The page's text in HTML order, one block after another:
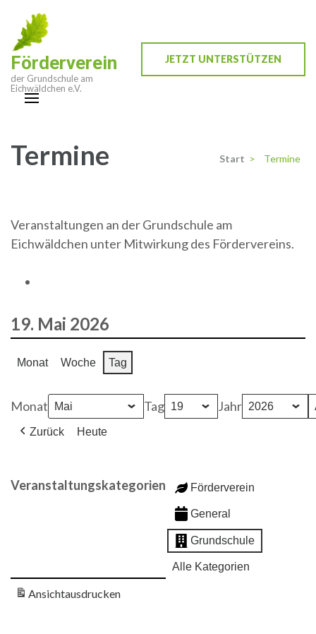
Inhalt
springen
(Enter
drücken)
Förderverein
der Grundschule am
Eichwäldchen e.V.
JETZT UNTERSTÜTZEN
Termine Start > Termine
Veranstaltungen an der Grundschule am
Eichwäldchen unter Mitwirkung des Fördervereins.
19. Mai 2026
Monat Woche Tag
Monat Tag Jahr
Zurück Heute
Veranstaltungskategorien Förderverein
General
Grundschule
Alle Kategorien
Ansichtausdrucken